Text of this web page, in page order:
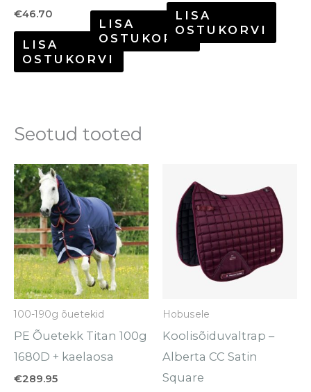
€46.70
LISA
OSTUKORVI
LISA
OSTUKORVI
LISA
OSTUKORVI
Seotud tooted
100-190g õuetekid
PE Õuetekk Titan 100g
1680D + kaelaosa
€289.95
Sellel
tootel
on
mitu
varianti.
Valikuid
saab
teha
tootelehel.
Hobusele
Koolisõiduvaltrap –
Alberta CC Satin
Square